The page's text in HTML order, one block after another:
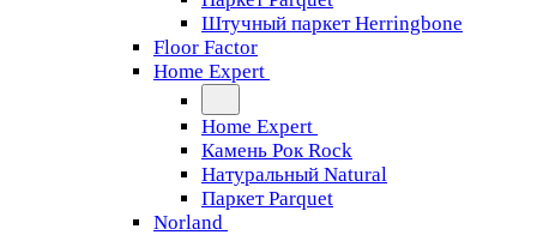
Штучный паркет Herringbone
Floor Factor
Home Expert
Home Expert
Камень Рок Rock
Натуральный Natural
Паркет Parquet
Norland